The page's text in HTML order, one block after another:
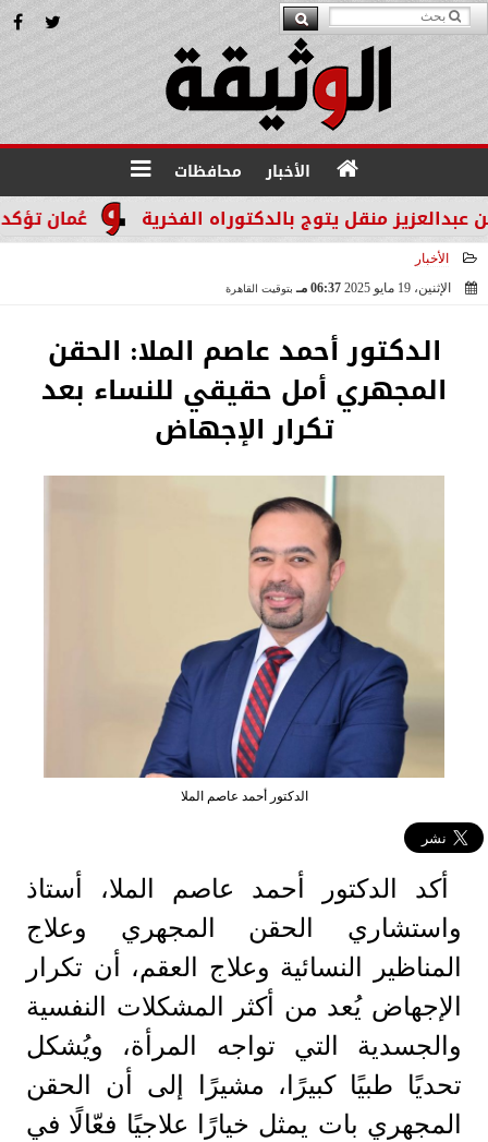
الأخبار محافظات
عُمان تؤكد منقل يتوج بالدكتوراه الفخرية
الأخبار
الإثنين، 19 مايو 2025
06:37 مـ بتوقيت القاهرة
الدكتور أحمد عاصم الملا: الحقن
المجهري أمل حقيقي للنساء بعد
تكرار الإجهاض
الدكتور أحمد عاصم الملا
أكد الدكتور أحمد عاصم الملا، أستاذ
واستشاري الحقن المجهري وعلاج
المناظير النسائية وعلاج العقم، أن تكرار
الإجهاض يُعد من أكثر المشكلات النفسية
والجسدية التي تواجه المرأة، ويُشكل
تحديًا طبيًا كبيرًا، مشيرًا إلى أن الحقن
المجهري بات يمثل خيارًا علاجيًا فعّالًا في